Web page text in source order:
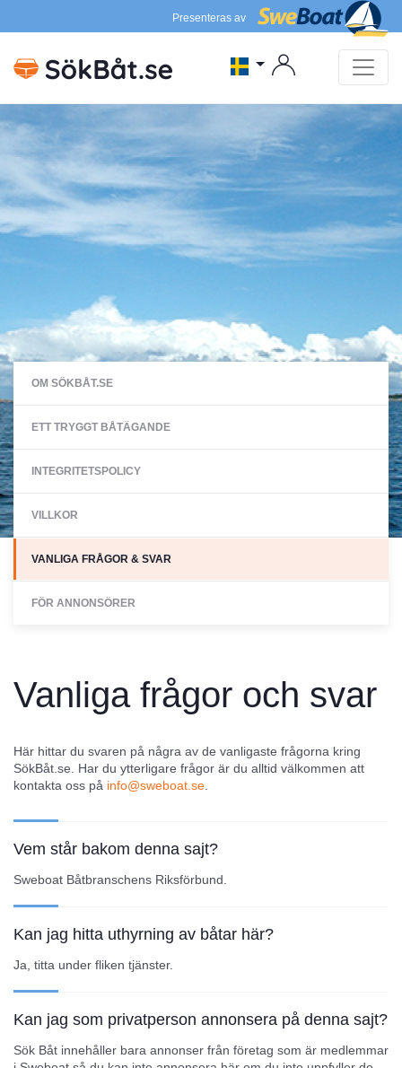
Presenteras av
OM SÖKBÅT.SE
ETT TRYGGT BÅTÄGANDE
INTEGRITETSPOLICY
VILLKOR
VANLIGA FRÅGOR & SVAR
FÖR ANNONSÖRER
Vanliga frågor och svar
Här hittar du svaren på några av de vanligaste frågorna kring
SökBåt.se. Har du ytterligare frågor är du alltid välkommen att
kontakta oss på info@sweboat.se
Vem står bakom denna sajt?
Sweboat Båtbranschens Riksförbund.
Kan jag hitta uthyrning av båtar här?
Ja, titta under fliken tjänster.
Kan jag som privatperson annonsera på denna sajt?
Sök Båt innehåller bara annonser från företag som är medlemmar